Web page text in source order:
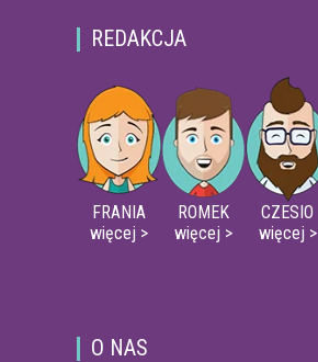
REDAKCJA
FRANIA
więcej >
ROMEK
więcej >
CZESIO
więcej >
O NAS